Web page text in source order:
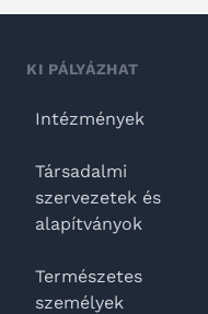
KI PÁLYÁZHAT
Intézmények
Társadalmi
szervezetek és
alapítványok
Természetes
személyek